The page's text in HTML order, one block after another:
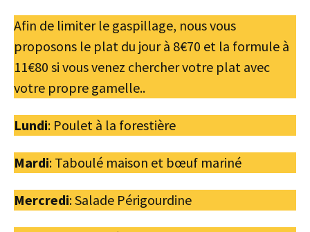
Afin de limiter le gaspillage, nous vous
proposons le plat du jour à 8€70 et la formule à
11€80 si vous venez chercher votre plat avec
votre propre gamelle..
Lundi: Poulet à la forestière
Mardi: Taboulé maison et bœuf mariné
Mercredi: Salade Périgourdine